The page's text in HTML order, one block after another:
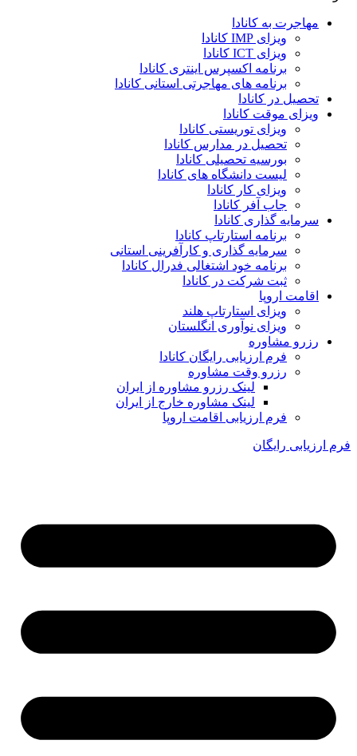
مهاجرت به کانادا
ویزای IMP کانادا
ویزای ICT کانادا
برنامه اکسپرس اینتری کانادا
برنامه های مهاجرتی استانی کانادا
تحصیل در کانادا
ویزای موقت کانادا
ویزای توریستی کانادا
تحصیل در مدارس کانادا
بورسیه تحصیلی کانادا
لیست دانشگاه های کانادا
ویزای کار کانادا
جاب آفر کانادا
سرمایه گذاری کانادا
برنامه استارتاپ کانادا
سرمایه گذاری و کارآفرینی استانی
برنامه خود اشتغالی فدرال کانادا
ثبت شرکت در کانادا
اقامت اروپا
ویزای استارتاپ هلند
ویزای نوآوری انگلستان
رزرو مشاوره
فرم ارزیابی رایگان کانادا
رزرو وقت مشاوره
لینک رزرو مشاوره از ایران
لینک مشاوره خارج از ایران
فرم ارزیابی اقامت اروپا
فرم ارزیابی رایگان